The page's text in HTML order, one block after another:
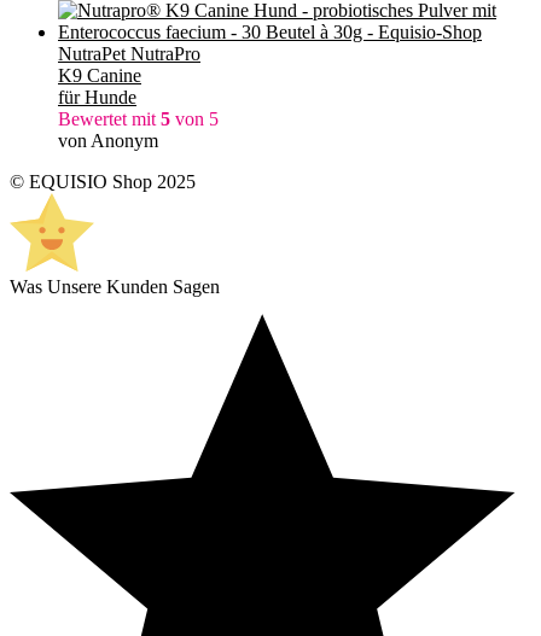
NutraPet NutraPro
K9 Canine
für Hunde
Bewertet mit 5 von 5
von Anonym
© EQUISIO Shop 2025
Was Unsere Kunden Sagen